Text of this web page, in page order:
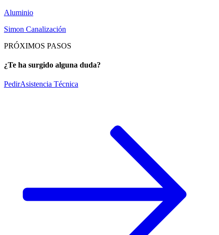
Aluminio
Simon Canalización
PRÓXIMOS PASOS
¿Te ha surgido alguna duda?
PedirAsistencia Técnica